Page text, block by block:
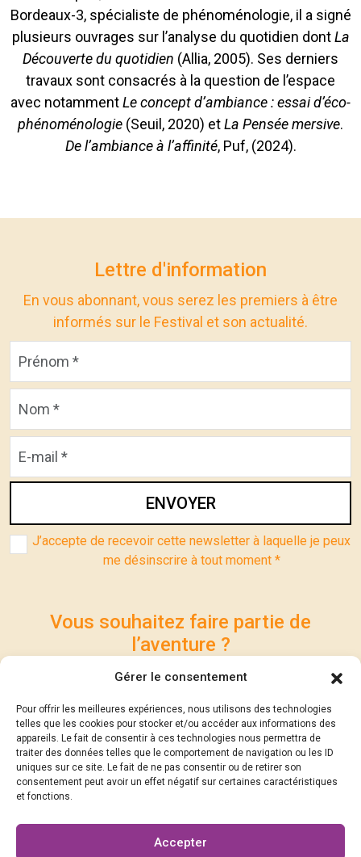
Gérer le consentement
Pour offrir les meilleures expériences, nous utilisons des technologies
telles que les cookies pour stocker et/ou accéder aux informations des
appareils. Le fait de consentir à ces technologies nous permettra de
traiter des données telles que le comportement de navigation ou les ID
uniques sur ce site. Le fait de ne pas consentir ou de retirer son
consentement peut avoir un effet négatif sur certaines caractéristiques
et fonctions.
Accepter
Bordeaux-3, spécialiste de phénoménologie, il a signé
plusieurs ouvrages sur l’analyse du quotidien dontLa
Découverte du quotidien (Allia, 2005). Ses derniers
travaux sont consacrés à la question de l’espace
avec notammentLe concept d’ambiance : essai d’éco-
phénoménologie (Seuil, 2020) etLa Pensée mersive.
De l’ambiance à l’affinité, Puf, (2024).
Lettre d'information
En vous abonnant, vous serez les premiers à être
informés sur le Festival et son actualité.
ENVOYER
J’accepte de recevoir cette newsletter à laquelle je peux
me désinscrire à tout moment *
Vous souhaitez faire partie de
l’aventure ?
Participez à la réalisation du Festival et contribuez à
Philosophiques Michel Serres.
DEVENEZ SOCIOS !